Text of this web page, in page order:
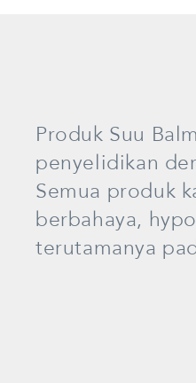
Produk Suu
penyelidikan
Semua produk
berbahaya,
terutamanya